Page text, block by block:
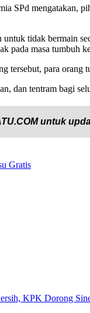
SPd mengatakan,
untuk tidak bermain
pada masa tumbuh
tersebut, para orang
dan tentram bagi
untuk
Gratis
KPK Dorong